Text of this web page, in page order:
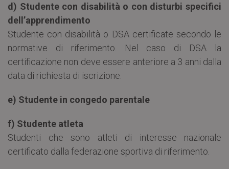
d) Studente con disabilità o con disturbi specifici
dell’apprendimento
Studente con disabilità o DSA certificate secondo le
normative di riferimento. Nel caso di DSA la
certificazione non deve essere anteriore a 3 anni dalla
data di richiesta di iscrizione.
e) Studente in congedo parentale
f) Studente atleta
Studenti che sono atleti di interesse nazionale
certificato dalla federazione sportiva di riferimento.